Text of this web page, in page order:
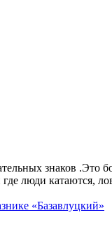
знаков .Это
люди катаются,
«Базавлуцкий»